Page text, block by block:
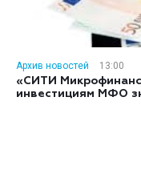
Архив новостей
13:00
«СИТИ
инвестициям МФО